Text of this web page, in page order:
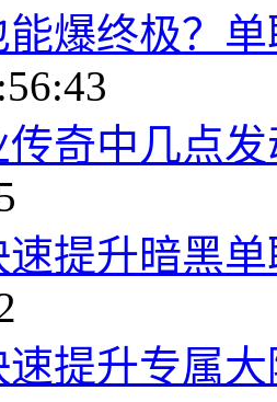
能爆终极？
传奇中几点
速提升暗黑
速提升专属